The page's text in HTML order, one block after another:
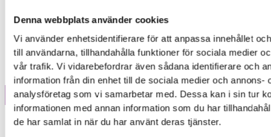
Denna webbplats använder cookies
Vi använder enhetsidentifierare för att anpassa innehållet
till användarna, tillhandahålla funktioner för sociala medier
vår trafik. Vi vidarebefordrar även sådana identifierare och
information från din enhet till de sociala medier och annons-
analysföretag som vi samarbetar med. Dessa kan i sin tur
informationen med annan information som du har
de har samlat in när du har använt deras tjänster.
Modell